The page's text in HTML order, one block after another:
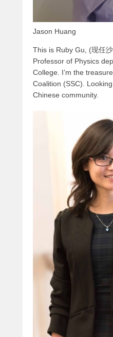
Jason Huang
This is Ruby Gu, (现任
Professor of Physics
College. I’m the
Coalition (SSC).
Chinese community.